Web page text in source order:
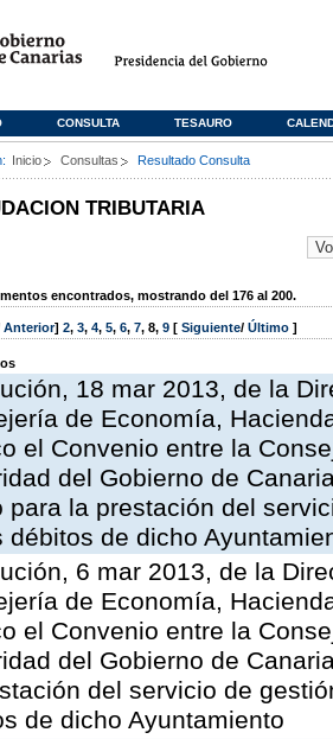
CONSULTA TESAURO
Inicio Consultas Resultado Consulta
TRIBUTARIA
encontrados, mostrando del 176 al 200.
Anterior] 2, 3, 4, 5, 6, 7, 8, 9 [ Siguiente/ Último ]
18 mar 2013, de la
de Economía,
el Convenio entre la
del Gobierno de
para la prestación del
débitos de dicho
6 mar 2013, de la
de Economía,
el Convenio entre la
del Gobierno de
del servicio de
de dicho Ayuntamiento